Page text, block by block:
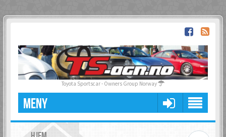
Toyota Sportscar - Owners Group Norway
MENY